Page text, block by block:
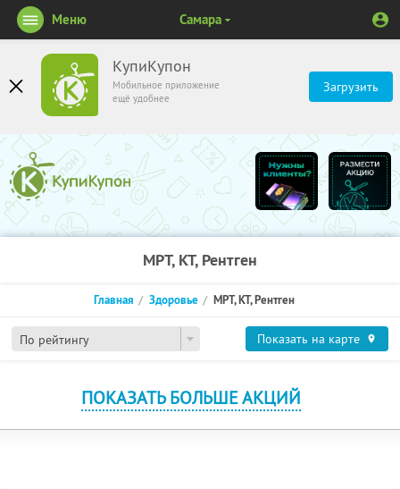
КупиКупон
Мобильное приложение
ещё удобнее
Загрузить
Меню Самара
МРТ, КТ, Рентген
По рейтингу
Главная Здоровье МРТ, КТ, Рентген
Показать на карте
ПОКАЗАТЬ БОЛЬШЕ АКЦИЙ